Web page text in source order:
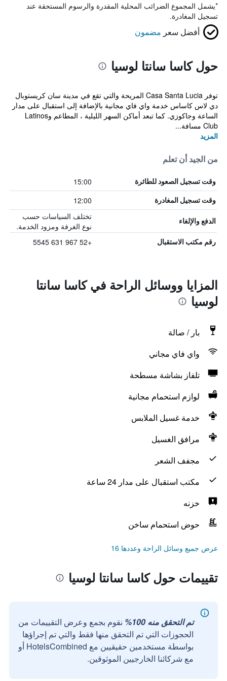
*يشمل المجموع الضرائب المحلية المقدرة والرسوم المستحقة عند
تسجيل المغادرة.
أفضل سعر مضمون
حول كاسا سانتا لوسيا
توفر Casa Santa Lucia المريحة والتي تقع في مدينة سان كريستوبال
دي لاس كاساس خدمة واي فاي مجانية بالإضافة إلى استقبال على مدار
الساعة وجاكوزي. كما تبعد أماكن السهر الليلية ، المطاعم وLatinos
Club مسافة...
المزيد
من الجيد أن تعلم
وقت تسجيل الصعود للطائرة 15:00
وقت تسجيل المغادرة 12:00
الدفع والإلغاء
تختلف السياسات حسب
نوع الغرفة ومزود الخدمة.
رقم مكتب الاستقبال +52 967 631 5545
المزايا ووسائل الراحة في كاسا سانتا
لوسيا
بار / صالة
واي فاي مجاني
تلفاز بشاشة مسطحة
لوازم استحمام مجانية
خدمة غسيل الملابس
مرافق الغسيل
مجفف الشعر
مكتب استقبال على مدار 24 ساعة
خزنه
حوض استحمام ساخن
عرض جميع وسائل الراحة وعددها 16
تقييمات حول كاسا سانتا لوسيا
تم التحقق منه 100%
نقوم بجمع وعرض التقييمات من
الحجوزات التي تم التحقق منها فقط والتي تم إجراؤها
بواسطة مستخدمين حقيقيين مع HotelsCombined أو
مع شركائنا الخارجيين الموثوقين.